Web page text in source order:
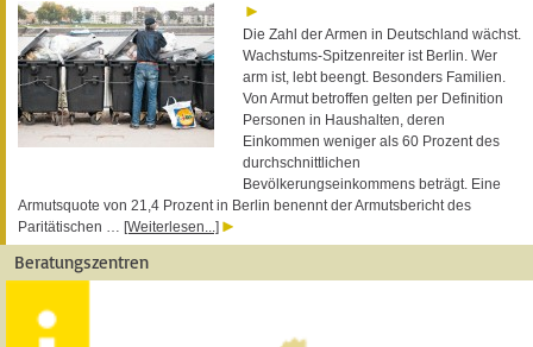
Die Zahl der Armen in Deutschland wächst.
Wachstums-Spitzenreiter ist Berlin. Wer
arm ist, lebt beengt. Besonders Familien.
Von Armut betroffen gelten per Definition
Personen in Haushalten, deren
Einkommen weniger als 60 Prozent des
durchschnittlichen
Bevölkerungseinkommens beträgt. Eine
Armutsquote von 21,4 Prozent in Berlin benennt der Armutsbericht des
Paritätischen … [Weiterlesen...]
Beratungszentren